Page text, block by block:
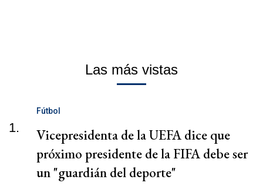
Las más vistas
1.
Fútbol
Vicepresidenta de la UEFA dice que
próximo presidente de la FIFA debe ser
un "guardián del deporte"